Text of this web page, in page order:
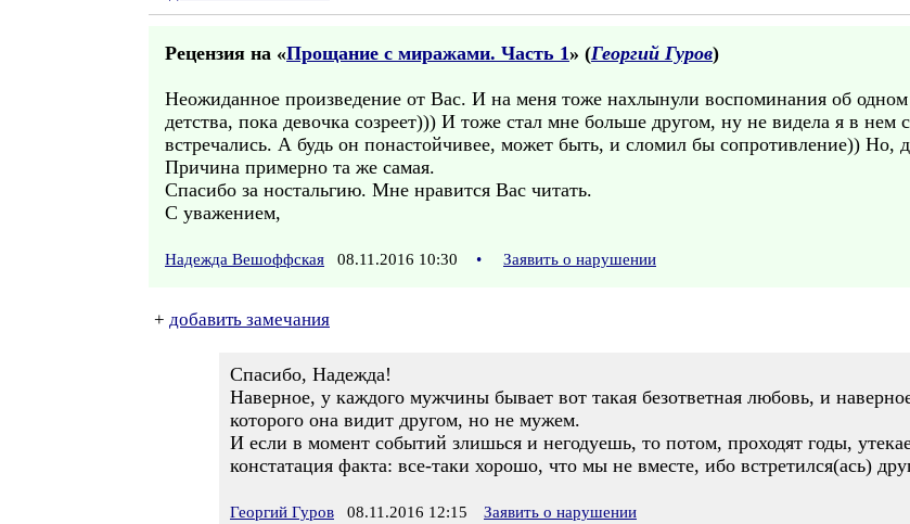
Рецензия на «Прощание с миражами. Часть 1» (Георгий Гуров)
Неожиданное произведение от Вас. И на меня тоже нахлынули воспоминания об
детства, пока девочка созреет))) И тоже стал мне больше другом, ну не видела я в нем
встречались. А будь он понастойчивее, может быть, и сломил бы сопротивление)) Но,
Причина примерно та же самая.
Спасибо за ностальгию. Мне нравится Вас читать.
С уважением,
Надежда Вешоффская 08.11.2016 10:30 • Заявить о нарушении
+ добавить замечания
Спасибо, Надежда!
Наверное, у каждого мужчины бывает вот такая безответная любовь, и
которого она видит другом, но не мужем.
И если в момент событий злишься и негодуешь, то потом, проходят годы,
констатация факта: все-таки хорошо, что мы не вместе, ибо встретился(ась)
Георгий Гуров 08.11.2016 12:15 Заявить о нарушении